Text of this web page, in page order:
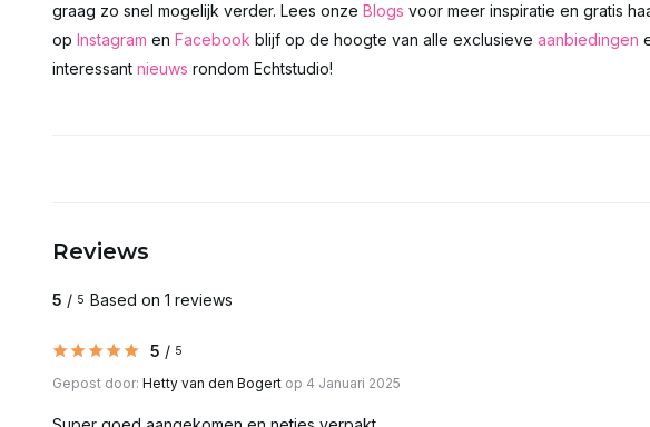
graag zo snel mogelijk verder. Lees onze Blogs voor meer inspiratie en gratis
op Instagram en Facebook blijf op de hoogte van alle exclusieve aanbiedingen
interessant nieuws rondom Echtstudio!
Reviews
5 / 5 Based on 1 reviews
5 / 5
Gepost door: Hetty van den Bogert op 4 Januari 2025